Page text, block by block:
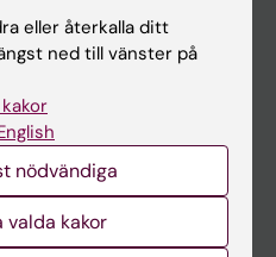
eller återkalla ditt
ned till vänster på
nödvändiga
valda kakor